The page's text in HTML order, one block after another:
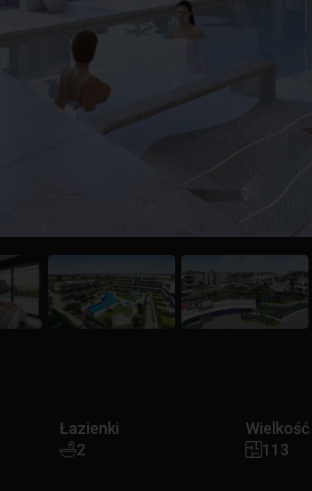
Łazienki
2
113